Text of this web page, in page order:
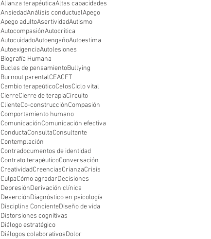
Alianza terapéuticaAltas capacidades
AnsiedadAnálisis conductualApego
Apego adultoAsertividadAutismo
AutocompasiónAutocritica
AutocuidadoAutoengañoAutoestima
AutoexigenciaAutolesiones
Biografía Humana
Bucles de pensamientoBullying
Burnout parentalCEACFT
Cambio terapeúticoCelosCiclo vital
CierreCierre de terapiaCircuito
ClienteCo-construcciónCompasión
Comportamiento humano
ComunicaciónComunicación efectiva
ConductaConsultaConsultante
Contemplación
Contradocumentos de identidad
Contrato terapéuticoConversación
CreatividadCreenciasCrianzaCrisis
CulpaCómo agradarDecisiones
DepresiónDerivación clínica
DeserciónDiagnóstico en psicología
Disciplina ConcienteDiseño de vida
Distorsiones cognitivas
Diálogo estratégico
Diálogos colaborativosDolor